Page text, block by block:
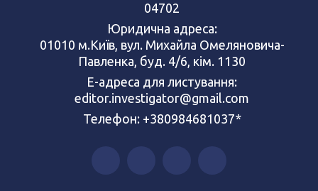
04702
Юридична адреса:
01010 м.Київ, вул. Михайла Омеляновича-
Павленка, буд. 4/6, кім. 1130
Е-адреса для листування:
editor.investigator@gmail.com
Телефон: +380984681037*